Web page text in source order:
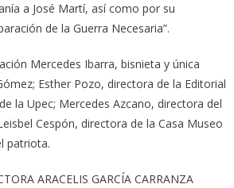
a José Martí, así como por su
de la Guerra Necesaria”.
Mercedes Ibarra, bisnieta y única
Esther Pozo, directora de la Editorial
la Upec; Mercedes Azcano, directora del
Cespón, directora de la Casa Museo
patriota.
ARACELIS GARCÍA CARRANZA